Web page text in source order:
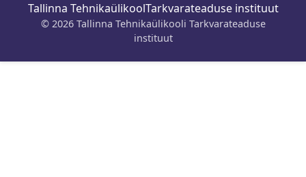
Tallinna TehnikaülikoolTarkvarateaduse instituut
© 2026 Tallinna Tehnikaülikooli Tarkvarateaduse
instituut